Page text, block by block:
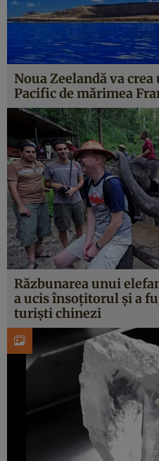
Noua Zeelandă va
Pacific de mărimea
Răzbunarea unui
a ucis însoţitorul şi a
turişti chinezi